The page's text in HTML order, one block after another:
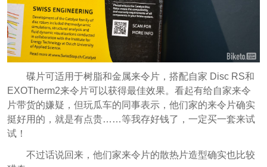
碟片可适用于树脂和金属来令片，搭配自家 Disc RS和
EXOTherm2来令片可以获得最佳效果。看起有给自家来令
片带货的嫌疑，但玩瓜车的同事表示，他们家的来令片确实
挺好用的，就是有点贵……等我存好钱了，一定买一套来试
试！
不过话说回来，他们家来令片的散热片造型确实也比较